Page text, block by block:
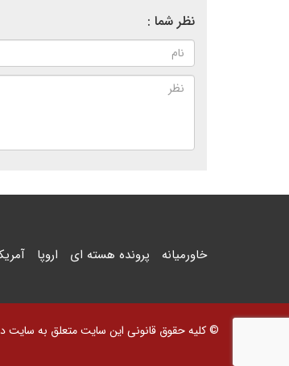
نظر شما :
خاورمیانه پرونده هسته ای اروپا
© کلیه حقوق قانونی این سایت متعلق به سایت